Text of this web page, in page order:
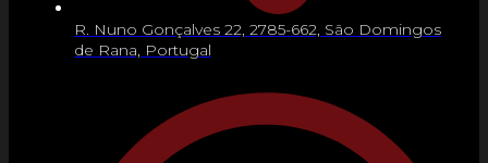
R. Nuno Gonçalves 22, 2785-662, São Domingos
de Rana, Portugal